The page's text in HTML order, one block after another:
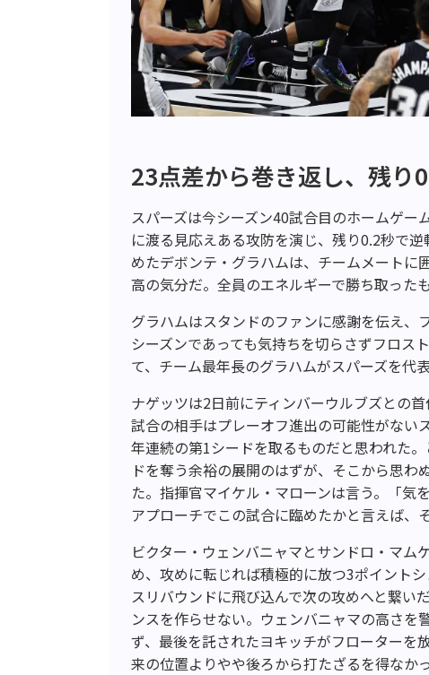
23点差から巻き返し、残り
スパーズは今シーズン40試合目のホームゲ
に渡る見応えある攻防を演じ、残り0.2秒で
めたデボンテ・グラハムは、チームメートに
高の気分だ。全員のエネルギーで勝ち取った
グラハムはスタンドのファンに感謝を伝え、
シーズンであっても気持ちを切らさずフロス
て、チーム最年長のグラハムがスパーズを代
ナゲッツは2日前にティンバーウルブズとの
試合の相手はプレーオフ進出の可能性がない
年連続の第1シードを取るものだと思われた
ドを奪う余裕の展開のはずが、そこから思
た。指揮官マイケル・マローンは言う。「気
アプローチでこの試合に臨めたかと言えば、
ビクター・ウェンバニャマとサンドロ・マ
め、攻めに転じれば積極的に放つ3ポイント
スリバウンドに飛び込んで次の攻めへと繋い
ンスを作らせない。ウェンバニャマの高さ
ず、最後を託されたヨキッチがフローターを
来の位置よりやや後ろから打たざるを得なか